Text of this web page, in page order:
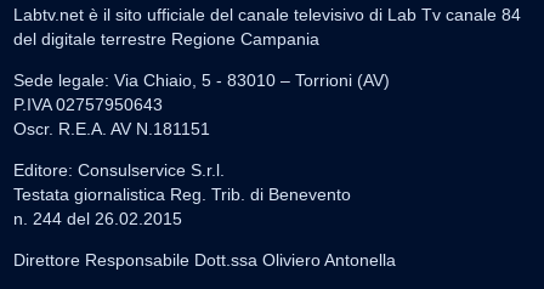
Labtv.net è il sito ufficiale del canale televisivo di Lab Tv canale 84
del digitale terrestre Regione Campania
Sede legale: Via Chiaio, 5 - 83010 – Torrioni (AV)
P.IVA 02757950643
Oscr. R.E.A. AV N.181151
Editore: Consulservice S.r.l.
Testata giornalistica Reg. Trib. di Benevento
n. 244 del 26.02.2015
Direttore Responsabile Dott.ssa Oliviero Antonella